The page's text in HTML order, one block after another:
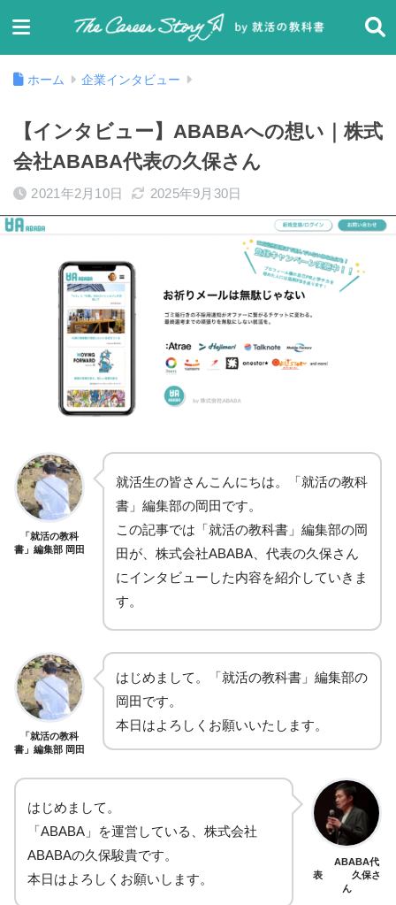
ホーム 企業インタビュー
【インタビュー】ABABAへの想い｜株式
会社ABABA代表の久保さん
2021年2月10日 2025年9月30日
「就活の教科
書」編集部 岡田
就活生の皆さんこんにちは。「就活の教科
書」編集部の岡田です。
この記事では「就活の教科書」編集部の岡
田が、株式会社ABABA、代表の久保さん
にインタビューした内容を紹介していきま
す。
「就活の教科
書」編集部 岡田
はじめまして。「就活の教科書」編集部の
岡田です。
本日はよろしくお願いいたします。
はじめまして。
「ABABA」を運営している、株式会社
ABABAの久保駿貴です。
本日はよろしくお願いします。
ABABA代
表 久保さ
ん